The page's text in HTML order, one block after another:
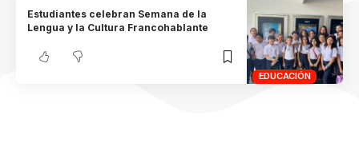
EDUCACIÓN
Estudiantes celebran Semana de la
Lengua y la Cultura Francohablante